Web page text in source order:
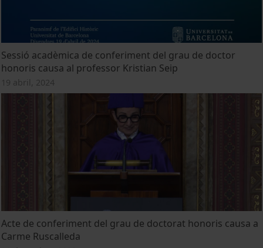
Sessió acadèmica de conferiment del grau de doctor
honoris causa al professor Kristian Seip
19 abril, 2024
Acte de conferiment del grau de doctorat honoris causa a
Carme Ruscalleda